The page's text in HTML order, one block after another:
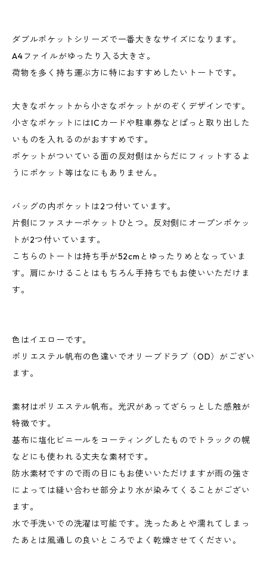
ダブルポケットシリーズで一番大きなサイズになります。
A4ファイルがゆったり入る大きさ。
荷物を多く持ち運ぶ方に特におすすめしたいトートです。
大きなポケットから小さなポケットがのぞくデザインです。
小さなポケットにはICカードや駐車券などぱっと取り出した
いものを入れるのがおすすめです。
ポケットがついている面の反対側はからだにフィットするよ
うにポケット等はなにもありません。
バッグの内ポケットは2つ付いています。
片側にファスナーポケットひとつ。反対側にオープンポケッ
トが2つ付いています。
こちらのトートは持ち手が52cmとゆったりめとなっていま
す。肩にかけることはもちろん手持ちでもお使いいただけま
す。
色はイエローです。
ポリエステル帆布の色違いでオリーブドラブ（OD）がござい
ます。
素材はポリエステル帆布。光沢があってざらっとした感触が
特徴です。
基布に塩化ビニールをコーティングしたものでトラックの幌
などにも使われる丈夫な素材です。
防水素材ですので雨の日にもお使いいただけますが雨の強さ
によっては縫い合わせ部分より水が染みてくることがござい
ます。
水で手洗いでの洗濯は可能です。洗ったあとや濡れてしまっ
たあとは風通しの良いところでよく乾燥させてください。